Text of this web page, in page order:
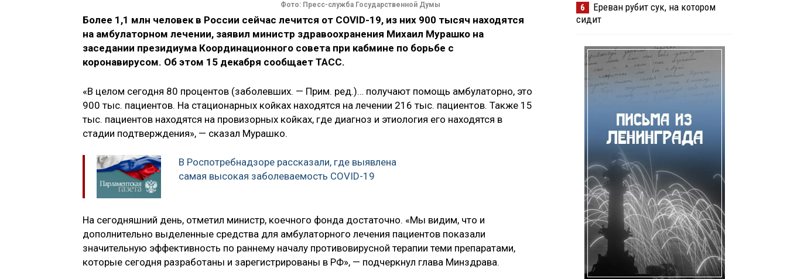
Фото: Пресс-служба Государственной Думы
Более 1,1 млн человек в России сейчас лечится от COVID-19, из них 900 тысяч находятся
на амбулаторном лечении, заявил министр здравоохранения Михаил Мурашко на
заседании президиума Координационного совета при кабмине по борьбе с
коронавирусом. Об этом 15 декабря сообщает ТАСС.
«В целом сегодня 80 процентов (заболевших. — Прим. ред.)… получают помощь амбулаторно, это
900 тыс. пациентов. На стационарных койках находятся на лечении 216 тыс. пациентов. Также 15
тыс. пациентов находятся на провизорных койках, где диагноз и этиология его находятся в
стадии подтверждения», — сказал Мурашко.
В Роспотребнадзоре рассказали, где выявлена
самая высокая заболеваемость COVID-19
На сегодняшний день, отметил министр, коечного фонда достаточно. «Мы видим, что и
дополнительно выделенные средства для амбулаторного лечения пациентов показали
значительную эффективность по раннему началу противовирусной терапии теми препаратами,
которые сегодня разработаны и зарегистрированы в РФ», — подчеркнул глава Минздрава.
6
Ереван рубит сук, на котором
сидит